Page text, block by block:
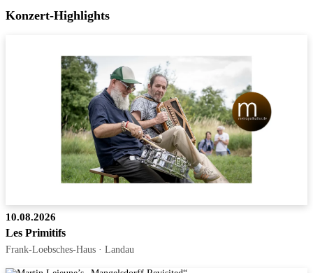
Konzert-Highlights
10.08.2026
Les Primitifs
Frank-Loebsches-Haus · Landau